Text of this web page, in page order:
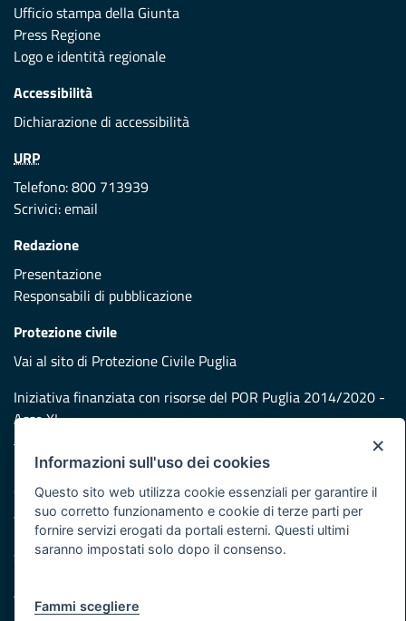
Ufficio stampa della Giunta
Press Regione
Logo e identità regionale
Accessibilità
Dichiarazione di accessibilità
URP
Telefono: 800 713939
Scrivici:email
Redazione
Presentazione
Responsabili di pubblicazione
Protezione civile
Vai al sito di Protezione Civile Puglia
Iniziativa finanziata con risorse del POR Puglia 2014/2020 -
Asse XI
Note legali
Cookie e privacy
Atti di notifica
Feed RSS
Servizi Intranet
×
Informazioni sull'uso dei cookies
Questo sito web utilizza cookie essenziali per garantire il
suo corretto funzionamento e cookie di terze parti per
fornire servizi erogati da portali esterni. Questi ultimi
saranno impostati solo dopo il consenso.
Fammi scegliere